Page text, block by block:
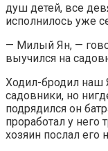
душ детей, все
исполнилось уже
— Милый Ян, —
выучился на
Ходил-бродил наш
садовники, но
подрядился он
проработал у него
хозяин послал его